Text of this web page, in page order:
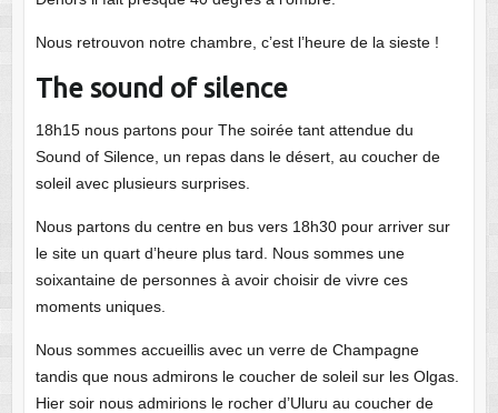
Nous retrouvon notre chambre, c’est l’heure de la sieste !
The sound of silence
18h15 nous partons pour The soirée tant attendue du
Sound of Silence, un repas dans le désert, au coucher de
soleil avec plusieurs surprises.
Nous partons du centre en bus vers 18h30 pour arriver sur
le site un quart d’heure plus tard. Nous sommes une
soixantaine de personnes à avoir choisir de vivre ces
moments uniques.
Nous sommes accueillis avec un verre de Champagne
tandis que nous admirons le coucher de soleil sur les Olgas.
Hier soir nous admirions le rocher d’Uluru au coucher de